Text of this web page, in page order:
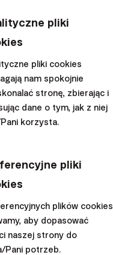
zalegalizuje pobyt
imigrantów. Chiny
w luksusowy alkohol
egipskiej elektrowni
Na...
ogłasza
swojego
- Przegląd
gospodarki
pliki
pliki cookies
nam spokojnie
stronę, zbierając i
dane o tym, jak z niej
korzysta.
pliki
plików cookies
aby dopasować
naszej strony do
Pani potrzeb.